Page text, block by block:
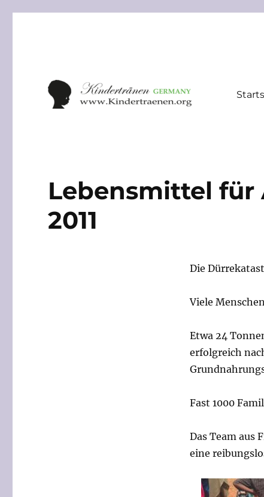
Lebensmittel für
2011
Die
Viele
Etwa 24
erfolgreich
Fast 1000
Das Team
eine